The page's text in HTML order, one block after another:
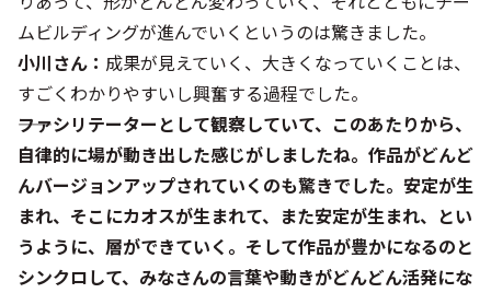
ムビルディングが進んでいくというのは驚きました。
小川さん： 成果が見えていく、大きくなっていくことは、
すごくわかりやすいし興奮する過程でした。
――ファシリテーターとして観察していて、このあたりから、
自律的に場が動き出した感じがしましたね。作品がどんど
んバージョンアップされていくのも驚きでした。安定が生
まれ、そこにカオスが生まれて、また安定が生まれ、とい
うように、層ができていく。そして作品が豊かになるのと
シンクロして、みなさんの言葉や動きがどんどん活発にな